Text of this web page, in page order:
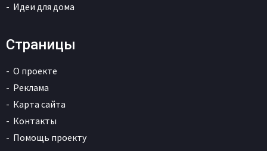
Идеи для дома
Страницы
О проекте
Реклама
Карта сайта
Контакты
Помощь проекту